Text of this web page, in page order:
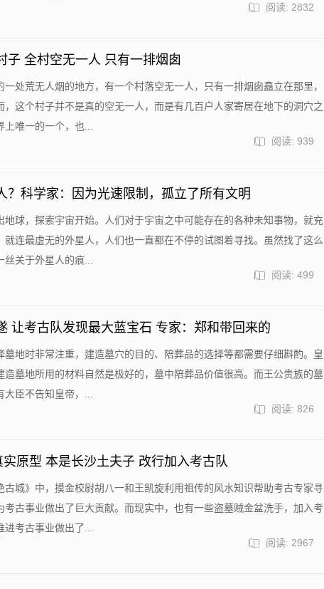
阅读: 2832
子 全村空无一人 只有一排烟囱
一处荒无人烟的地方，有一个村落空无一人，只有一排烟囱矗立在那里，
，这个村子并不是真的空无一人，而是有几百户人家寄居在地下的洞穴之
唯一的一个，也...
阅读: 939
？科学家：因为光速限制，孤立了所有文明
地球，探索宇宙开始。人们对于宇宙之中可能存在的各种未知事物，就充
就连最虚无的外星人，人们也一直都在不停的试图着寻找。虽然找了这么
关于外星人的痕...
阅读: 499
让考古队发现最大蓝宝石 专家：郑和带回来的
墓地时非常注重，建造墓穴的目的、陪葬品的选择等都需要仔细斟酌。皇
造墓地所用的材料自然是极好的，墓中陪葬品价值很高。而王公贵族的墓
臣不告知皇帝，...
阅读: 826
实原型 本是长沙土夫子 改行加入考古队
古城》中，摸金校尉胡八一和王凯旋利用祖传的风水知识帮助考古专家寻
考古事业做出了巨大贡献。而现实中，也有一些盗墓贼金盆洗手，加入考
考古事业做出了...
阅读: 2967